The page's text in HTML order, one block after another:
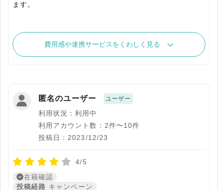
ます。
費用感や連携サービスをくわしく見る
匿名のユーザー ユーザー
利用状況：利用中
利用アカウント数：2件〜10件
投稿日：2023/12/23
4/5
在籍確認
投稿経路 キャンペーン